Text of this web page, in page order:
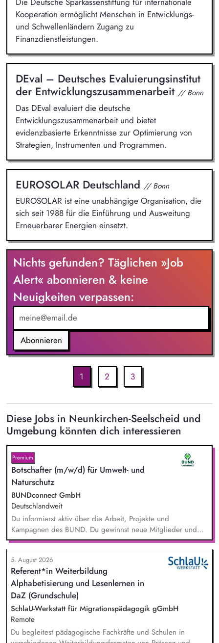
Kooperation ermöglicht Menschen in Entwicklungs-
und Schwellenländern Zugang zu
Finanzdienstleistungen.
DEval – Deutsches Evaluierungsinstitut
der Entwicklungszusammenarbeit // Bonn
Das DEval evaluiert die deutsche
Entwicklungszusammenarbeit und bietet
evidenzbasierte Erkenntnisse zur Optimierung von
Strategien, Instrumenten und Programmen.
EUROSOLAR Deutschland // Bonn
EUROSOLAR ist eine unabhängige Organisation, die
sich seit 1988 für die Einführung und Ausweitung
Erneuerbarer Energien einsetzt.
Nichts gefunden? Täglichen »Job
Alert« abonnieren & keine
Neuigkeiten verpassen:
Abonnieren
1 2 3
Diese Jobs in Neunkirchen-Seelscheid und
Umgebung könnten dich interessieren
Premium
Botschafter (m/w/d) für Umwelt- und
Naturschutz
BUNDconnect GmbH
Deutschlandweit
Du informierst aktiv über die Arbeit, Projekte und
Kampagnen des BUND. Du gewinnst neue Mitglieder und
stärkst damit langfristig den Umwelt- und Naturschutz. Du
beantwortest Fragen zu Umwelt-, Arten- und Klimaschutz nach
bestem Wissen und Gewissen. Du unterstützt Kampagnen
und Aktionen, beispielsweise durch das Sammeln von
Unterschriften für Petitionen.
5. August 2026
Referent*in Weiterbildung
Alphabetisierung und Lesenlernen in
DaZ (Grundschule)
SchlaU-Werkstatt für Migrationspädagogik gGmbH
Remote
Du begleitest pädagogische Fachkräfte und Schulen in